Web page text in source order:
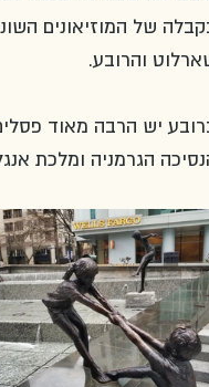
של המוזיאונים
והרובע.
יש הרבה מאוד
הגרמניה ומלכת